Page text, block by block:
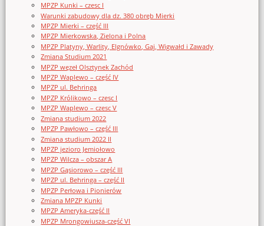
MPZP Kunki – czesc I
Warunki zabudowy dla dz. 380 obręb Mierki
MPZP Mierki – część III
MPZP Mierkowska, Zielona i Polna
MPZP Platyny, Warlity, Elgnówko, Gaj, Wigwałd i Zawady
Zmiana Studium 2021
MPZP węzeł Olsztynek Zachód
MPZP Waplewo – część IV
MPZP ul. Behringa
MPZP Królikowo – czesc I
MPZP Waplewo – czesc V
Zmiana studium 2022
MPZP Pawłowo – część III
Zmiana studium 2022 II
MPZP jezioro Jemiołowo
MPZP Wilcza – obszar A
MPZP Gąsiorowo – część III
MPZP ul. Behringa – część II
MPZP Perłowa i Pionierów
Zmiana MPZP Kunki
MPZP Ameryka-część II
MPZP Mrongowiusza-część VI